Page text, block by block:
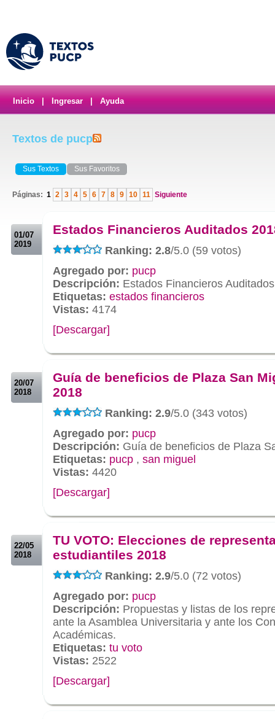
Inicio Ingresar Ayuda
Textos de pucp
Sus Textos Sus Favoritos
Páginas: 1 2 3 4 5 6 7 8 9 10 11 Siguiente
01/07
2019
Estados Financieros Auditados
Ranking: 2.8/5.0 (59 votos)
Agregado por: pucp
Descripción: Estados Financieros
Etiquetas: estados financieros
Vistas: 4174
[Descargar]
20/07
2018
Guía de beneficios de Plaza San
2018
Ranking: 2.9/5.0 (343 votos)
Agregado por: pucp
Descripción: Guía de beneficios de Plaza
Etiquetas: pucp , san miguel
Vistas: 4420
[Descargar]
22/05
2018
TU VOTO: Elecciones de
estudiantiles 2018
Ranking: 2.9/5.0 (72 votos)
Agregado por: pucp
Descripción: Propuestas y listas de los
ante la Asamblea Universitaria y ante los
Académicas.
Etiquetas: tu voto
Vistas: 2522
[Descargar]